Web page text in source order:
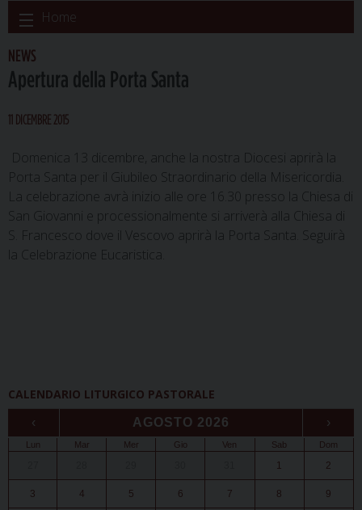
Skip
to
content
Home
NEWS
Apertura della Porta Santa
11 DICEMBRE 2015
Domenica 13 dicembre, anche la nostra Diocesi aprirà la
Porta Santa per il Giubileo Straordinario della Misericordia.
La celebrazione avrà inizio alle ore 16.30 presso la Chiesa di
San Giovanni e processionalmente si arriverà alla Chiesa di
S. Francesco dove il Vescovo aprirà la Porta Santa. Seguirà
la Celebrazione Eucaristica.
CALENDARIO LITURGICO PASTORALE
‹ AGOSTO 2026 ›
Lun Mar Mer Gio Ven Sab Dom
1 2
3 4 5 6 7 8 9